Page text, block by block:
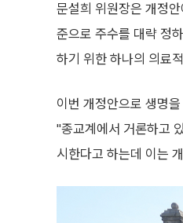
문설희 위원장은 개정
준으로 주수를 대략 정
하기 위한 하나의 의료
이번 개정안으로 생명
"종교계에서 거론하고
시한다고 하는데 이는